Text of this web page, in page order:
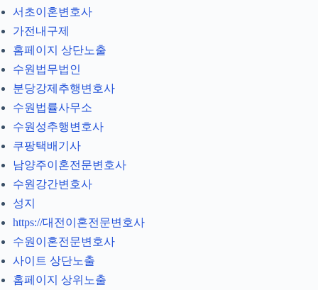
서초이혼변호사
가전내구제
홈페이지 상단노출
수원법무법인
분당강제추행변호사
수원법률사무소
수원성추행변호사
쿠팡택배기사
남양주이혼전문변호사
수원강간변호사
성지
https://대전이혼전문변호사
수원이혼전문변호사
사이트 상단노출
홈페이지 상위노출